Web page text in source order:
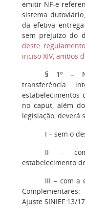
emitir NF-e
sistema
da efetiva
sem prejuízo do
deste regulamento
inciso XIV, ambos
§ 1º –
transferência
estabelecimentos
no caput, além
legislação, deverá
I– sem o
II –
estabelecimento
III – com a
Ajuste SINIEF 13/